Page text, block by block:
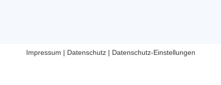
Impressum | Datenschutz| Datenschutz-Einstellungen